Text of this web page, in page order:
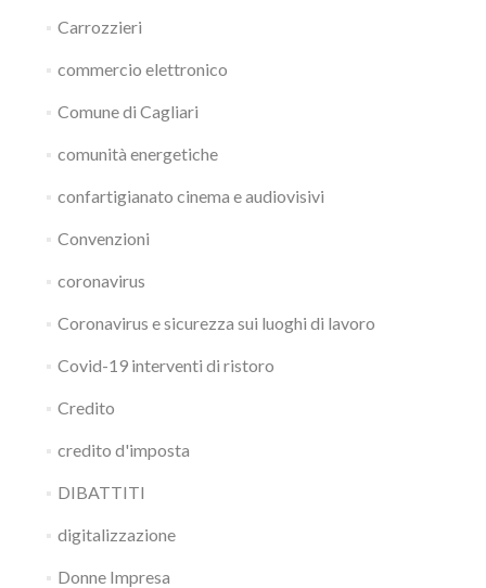
Carrozzieri
commercio elettronico
Comune di Cagliari
comunità energetiche
confartigianato cinema e audiovisivi
Convenzioni
coronavirus
Coronavirus e sicurezza sui luoghi di lavoro
Covid-19 interventi di ristoro
Credito
credito d'imposta
DIBATTITI
digitalizzazione
Donne Impresa